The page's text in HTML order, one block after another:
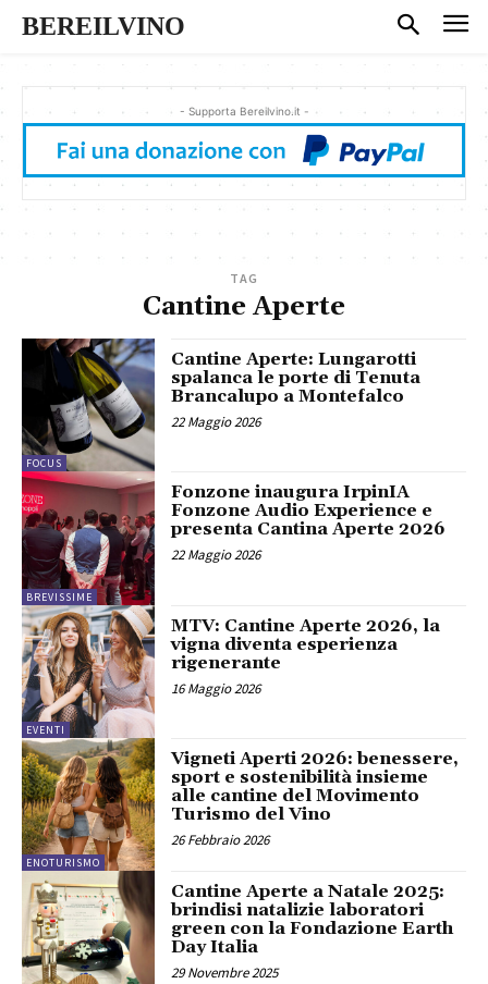
BEREILVINO
- Supporta Bereilvino.it -
TAG
Cantine Aperte
FOCUS
Cantine Aperte: Lungarotti
spalanca le porte di Tenuta
Brancalupo a Montefalco
22 Maggio 2026
BREVISSIME
Fonzone inaugura IrpinIA
Fonzone Audio Experience e
presenta Cantina Aperte 2026
22 Maggio 2026
EVENTI
MTV: Cantine Aperte 2026, la
vigna diventa esperienza
rigenerante
16 Maggio 2026
ENOTURISMO
Vigneti Aperti 2026: benessere,
sport e sostenibilità insieme
alle cantine del Movimento
Turismo del Vino
26 Febbraio 2026
Cantine Aperte a Natale 2025:
brindisi natalizie laboratori
green con la Fondazione Earth
Day Italia
29 Novembre 2025